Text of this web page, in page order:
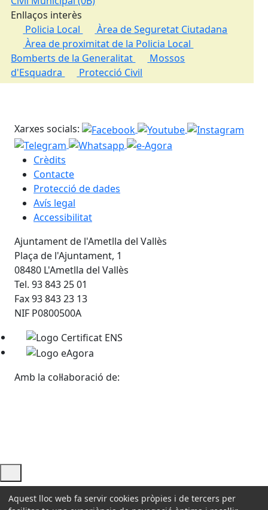
Enllaços interès
Policia Local
Àrea de Seguretat Ciutadana
Àrea de proximitat de la Policia Local
Bomberts de la Generalitat
Mossos
d'Esquadra
Protecció Civil
Xarxes socials:
Crèdits
Contacte
Protecció de dades
Avís legal
Accessibilitat
Ajuntament de l'Ametlla del Vallès
Plaça de l'Ajuntament, 1
08480 L'Ametlla del Vallès
Tel. 93 843 25 01
Fax 93 843 23 13
NIF P0800500A
Amb la col·laboració de:
Ajuda i accés ràpid
Aquest lloc web fa servir cookies pròpies i de tercers per